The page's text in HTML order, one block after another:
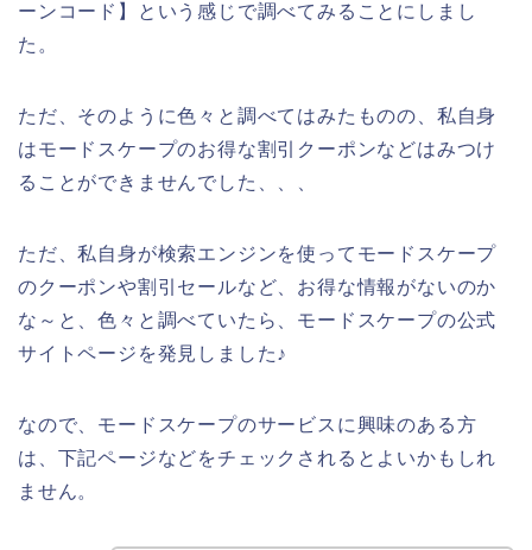
ーンコード】という感じで調べてみることにしまし
た。
ただ、そのように色々と調べてはみたものの、私自身
はモードスケープのお得な割引クーポンなどはみつけ
ることができませんでした、、、
ただ、私自身が検索エンジンを使ってモードスケープ
のクーポンや割引セールなど、お得な情報がないのか
な～と、色々と調べていたら、モードスケープの公式
サイトページを発見しました♪
なので、モードスケープのサービスに興味のある方
は、下記ページなどをチェックされるとよいかもしれ
ません。